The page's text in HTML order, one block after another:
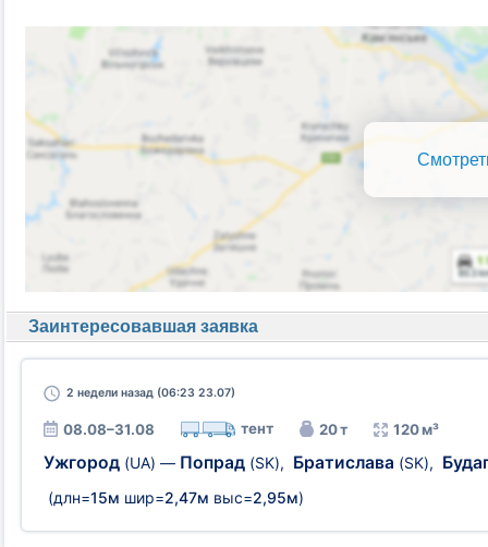
Заинтересовавшая заявка
2 неделиназад (06:23 23.07)
08.08–31.08 тент 20 т 120 м³
Ужгород (UA) — Попрад (SK), Братислава (SK),
(длн=15м шир=2,47м выс=2,95м)